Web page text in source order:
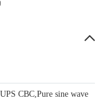
UPS CBC,Pure sine wave